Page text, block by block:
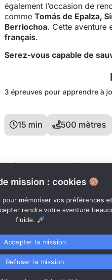
également l’occasion de
comme Tomás de Epalza,
Berriochoa. Cette aventure
français.
Serez-vous capable de
3 épreuves pour apprendre à
15 min 500 mètres
Le jeu vous permet de
10:00, 11:00, 12:00, 13:00,
*Vous pouvez toujours
mission : cookies
mémoriser vos préférences
rendra votre aventure
fluide.
Accepter la mission
Refuser la mission